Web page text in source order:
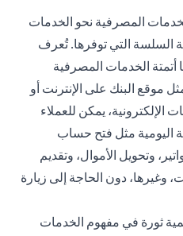
المصرفية نحو الخدمات
السلسة التي توفرها. تُعرف
أتمتة الخدمات المصرفية
موقع البنك على الإنترنت أو
يمكن للعملاء
اليومية مثل فتح حساب
وتحويل الأموال، وتقديم
وغيرها، دون الحاجة إلى زيارة
ثورة في مفهوم الخدمات